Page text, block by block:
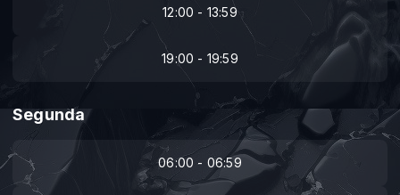
12:00 - 13:59
19:00 - 19:59
Segunda
06:00 - 06:59